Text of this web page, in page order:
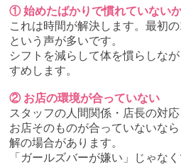
① 始めたばかりで慣れていない
これは時間が解決します。最初
という声が多いです。
シフトを減らして体を慣らしな
すめします。
② お店の環境が合っていない
スタッフの人間関係・店長の対応
お店そのものが合っていないな
解の場合があります。
「ガールズバーが嫌い」じゃな